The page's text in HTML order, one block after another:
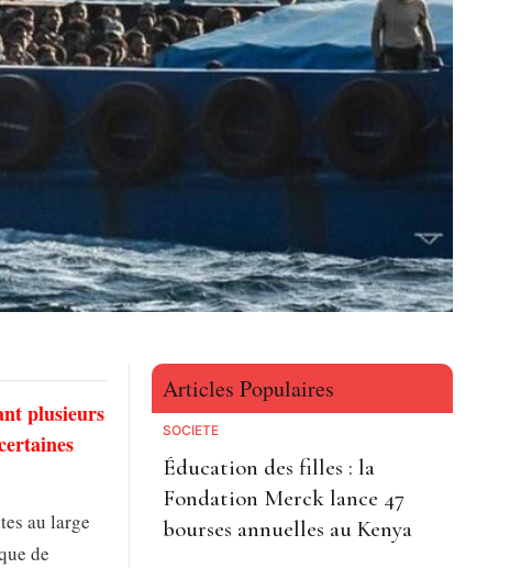
plusieurs
au large
de
Articles Populaires
SOCIETE
Éducation des filles : la
Fondation Merck lance 47
bourses annuelles au Kenya